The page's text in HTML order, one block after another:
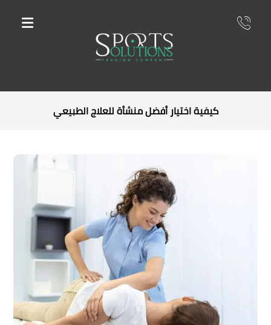
كيفية اختيار أفضل منشأة للعلاج الطبيعي